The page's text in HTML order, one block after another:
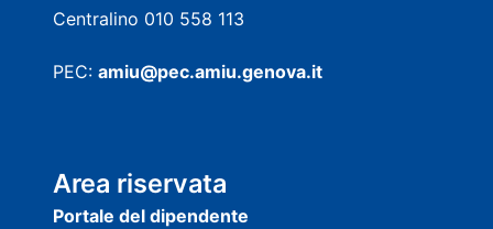
Centralino 010 558 113
PEC: amiu@pec.amiu.genova.it
Area riservata
Portale del dipendente